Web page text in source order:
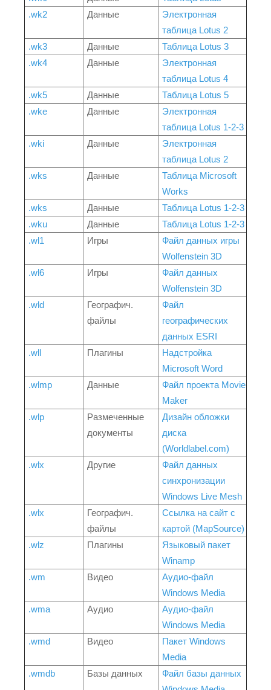
.wk2
Данные
Электронная
таблица Lotus 2
.wk3
Данные
Таблица Lotus 3
.wk4
Данные
Электронная
таблица Lotus 4
.wk5
Данные
Таблица Lotus 5
.wke
Данные
Электронная
таблица Lotus 1-2-3
.wki
Данные
Электронная
таблица Lotus 2
.wks
Данные
Таблица Microsoft
Works
.wks
Данные
Таблица Lotus 1-2-3
.wku
Данные
Таблица Lotus 1-2-3
.wl1
Игры
Файл данных игры
Wolfenstein 3D
.wl6
Игры
Файл данных
Wolfenstein 3D
.wld
Географич.
файлы
Файл
географических
данных ESRI
.wll
Плагины
Надстройка
Microsoft Word
.wlmp
Данные
Файл проекта Movie
Maker
.wlp
Размеченные
документы
Дизайн обложки
диска
(Worldlabel.com)
.wlx
Другие
Файл данных
синхронизации
Windows Live Mesh
.wlx
Географич.
файлы
Ссылка на сайт с
картой (MapSource)
.wlz
Плагины
Языковый пакет
Winamp
.wm
Видео
Аудио-файл
Windows Media
.wma
Аудио
Аудио-файл
Windows Media
.wmd
Видео
Пакет Windows
Media
.wmdb
Базы данных
Файл базы данных